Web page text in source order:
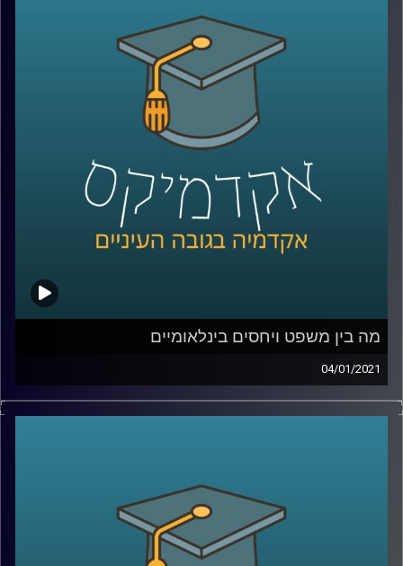
משפטים, טכנולוגיה וחדשנות עסקית בהנחייתו של סגן הדיקן
ביה"ס למשפטים פרופ' ליאור זמר, חקרה במסגרת התזה שלה
בדיוק את השאלות האלה.
מוזמנים לשעה בה נבחן את כל השאלות הללו (ועוד רבות
אחרות), תוך מתן דוגמאות מעולם התרבות
קרדיט תמונות:
AudioVersity
מה בין משפט ויחסים בינלאומיים
04/01/2021
פרופ' אסיף אפרת מביה"ס לאודר לממשל חוקר
איך הוא מחבר בין שני התחומים? מוזמנים
להצטרף לשעה עם פרופ' אפרת, ולשמוע איך
המחקר שלו על סחר בבני אדם והסגרת